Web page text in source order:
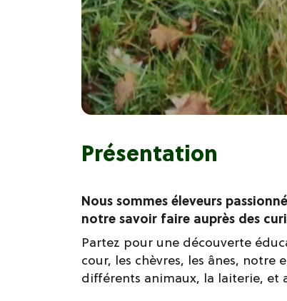
Présentation
Nous sommes éleveurs
notre savoir faire auprès des
Partez pour une découverte
cour, les chèvres, les ânes, notre
différents animaux, la laiterie,